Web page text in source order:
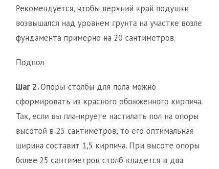
Рекомендуется, чтобы верхний край подушки
возвышался над уровнем грунта на участке возле
фундамента примерно на 20 сантиметров.
Подпол
Шаг 2.Опоры-столбы для пола можно
сформировать из красного обожженного кирпича.
Так, если вы планируете настилать пол на опоры
высотой в 25 сантиметров, то его оптимальная
ширина составит 1,5 кирпича. При высоте опоры
более 25 сантиметров столб кладется в два